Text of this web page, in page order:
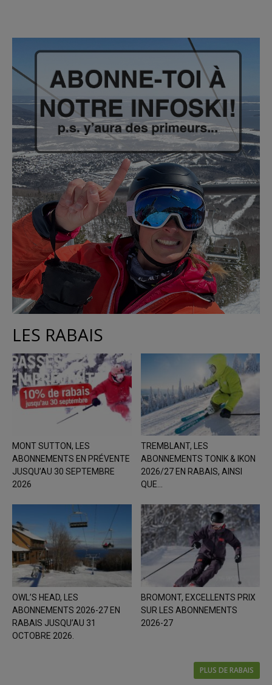
LES RABAIS
MONT SUTTON, LES
ABONNEMENTS EN PRÉVENTE
JUSQU’AU 30 SEPTEMBRE
2026
TREMBLANT, LES
ABONNEMENTS TONIK & IKON
2026/27 EN RABAIS, AINSI
QUE...
OWL’S HEAD, LES
ABONNEMENTS 2026-27 EN
RABAIS JUSQU’AU 31
OCTOBRE 2026.
BROMONT, EXCELLENTS PRIX
SUR LES ABONNEMENTS
2026-27
PLUS DE RABAIS